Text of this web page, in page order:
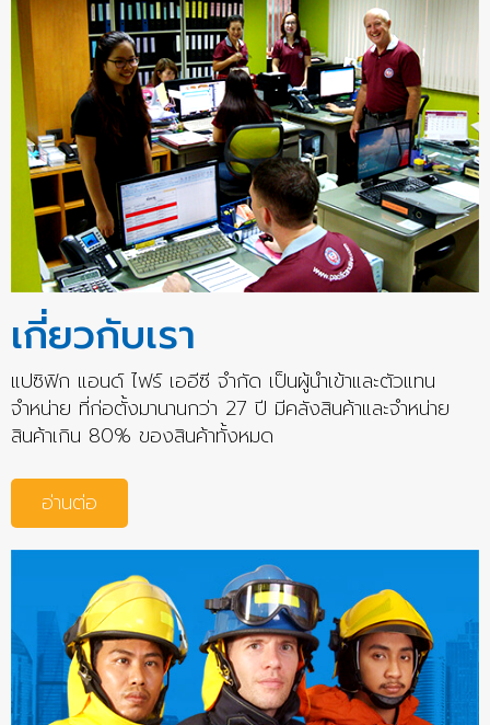
เกี่ยวกับเรา
แปซิฟิก แอนด์ ไฟร์ เออีซี จำกัด เป็นผู้นำเข้าและตัวแทน
จำหน่าย ที่ก่อตั้งมานานกว่า 27 ปี มีคลังสินค้าและจำหน่าย
สินค้าเกิน 80% ของสินค้าทั้งหมด
อ่านต่อ